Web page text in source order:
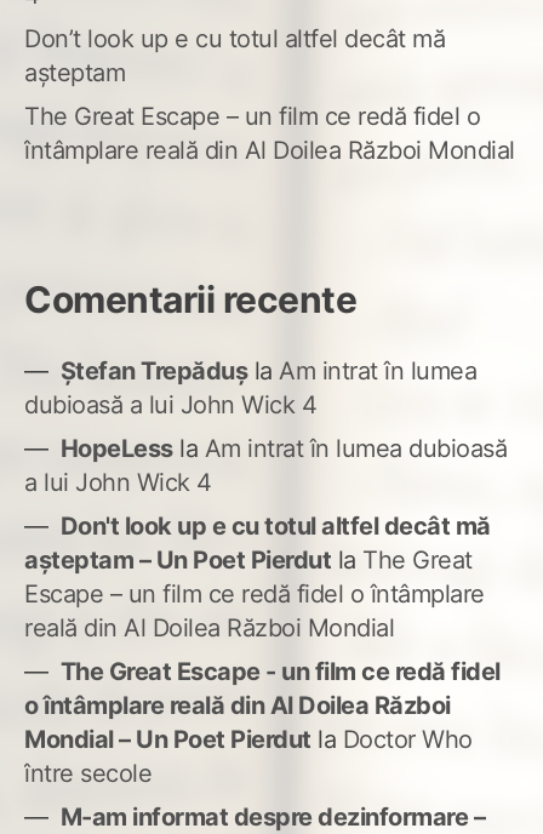
Don’t look up e cu totul altfel decât mă
așteptam
The Great Escape – un film ce redă fidel o
întâmplare reală din Al Doilea Război Mondial
Comentarii recente
Ștefan Trepădușla Am intrat în lumea
dubioasă a lui John Wick 4
HopeLessla Am intrat în lumea dubioasă
a lui John Wick 4
Don't look up e cu totul altfel decât mă
așteptam – Un Poet Pierdut la The Great
Escape – un film ce redă fidel o întâmplare
reală din Al Doilea Război Mondial
The Great Escape - un film ce redă fidel
o întâmplare reală din Al Doilea Război
Mondial – Un Poet Pierdut la Doctor Who
între secole
M-am informat despre dezinformare –